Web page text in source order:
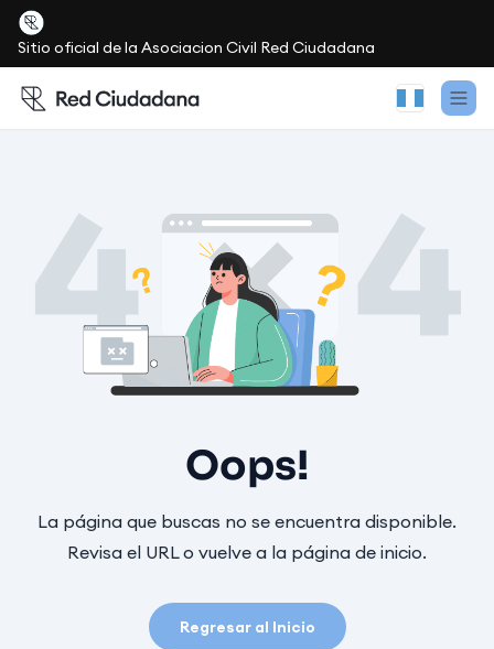
Sitio oficial de la Asociacion Civil Red Ciudadana
Oops!
La página que buscas no se encuentra disponible.
Revisa el URL o vuelve a la página de inicio.
Regresar al Inicio